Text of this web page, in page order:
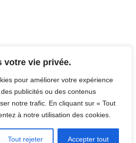
votre vie privée.
pour améliorer votre expérience
publicités ou des contenus
notre trafic. En cliquant sur « Tout
à notre utilisation des cookies.
Tout rejeter Accepter tout
– 12h00 / 14h00 – 18h30
– 12h00 / 14h00 – 17h00
Fermé
Fermé
légales du site